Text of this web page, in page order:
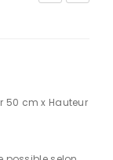
pp
c 3
50 cm x Hauteur